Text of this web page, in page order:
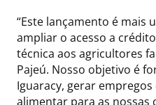
“Este lançamento é mais
ampliar o acesso a
técnica aos agricultores
Pajeú. Nosso objetivo é
Iguaracy, gerar
alimentar para as nossas